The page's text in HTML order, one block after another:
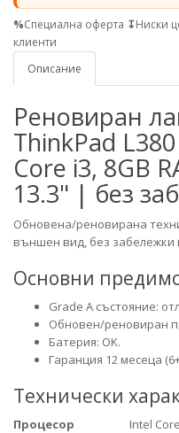
%Специална оферта ↧Ниски
клиенти
Описание
Реновиран
ThinkPad
Core i3, 8GB
13.3" | без
Обновена/реновирана
външен вид, без забележки
Основни
Grade A състояние:
Обновен/реновиран
Батерия: OK.
Гаранция 12 месеца
Технически
Процесор
Intel